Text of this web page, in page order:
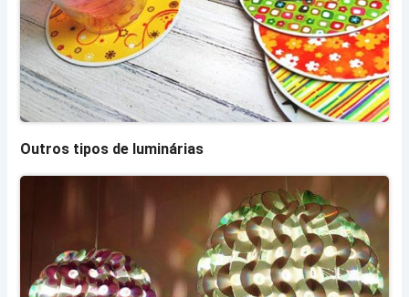
Outros tipos de luminárias